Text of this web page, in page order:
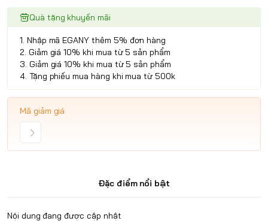
Quà tặng khuyến mãi
1. Nhập mã EGANY thêm 5% đơn hàng
2. Giảm giá 10% khi mua từ 5 sản phẩm
3. Giảm giá 10% khi mua từ 5 sản phẩm
4. Tặng phiếu mua hàng khi mua từ 500k
Mã giảm giá
Đặc điểm nổi bật
Nội dung đang được cập nhật